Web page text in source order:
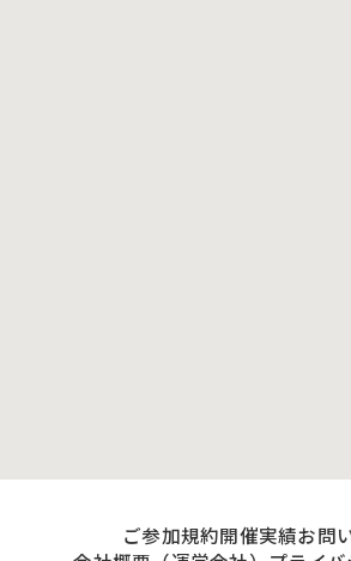
ご参加規約開催実績お問